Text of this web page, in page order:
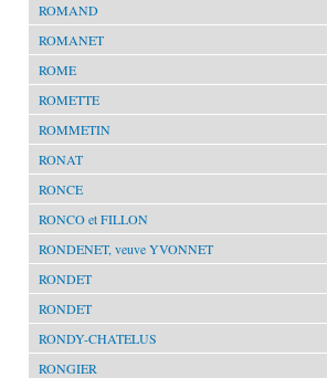
ROMAND
ROMANET
ROME
ROMETTE
ROMMETIN
RONAT
RONCE
RONCO et FILLON
RONDENET, veuve YVONNET
RONDET
RONDET
RONDY-CHATELUS
RONGIER